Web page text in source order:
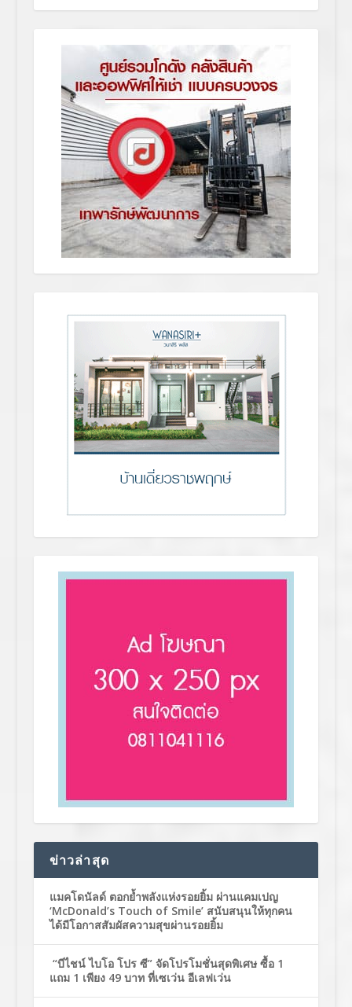
ข่าวล่าสุด
แมคโดนัลด์ ตอกย้ำพลังแห่งรอยยิ้ม ผ่านแคมเปญ
‘McDonald’s Touch of Smile’ สนับสนุนให้ทุกคน
ได้มีโอกาสสัมผัสความสุขผ่านรอยยิ้ม
“บีไชน์ ไบโอ โปร ซี” จัดโปรโมชั่นสุดพิเศษ ซื้อ 1
แถม 1 เพียง 49 บาท ที่เซเว่น อีเลฟเว่น